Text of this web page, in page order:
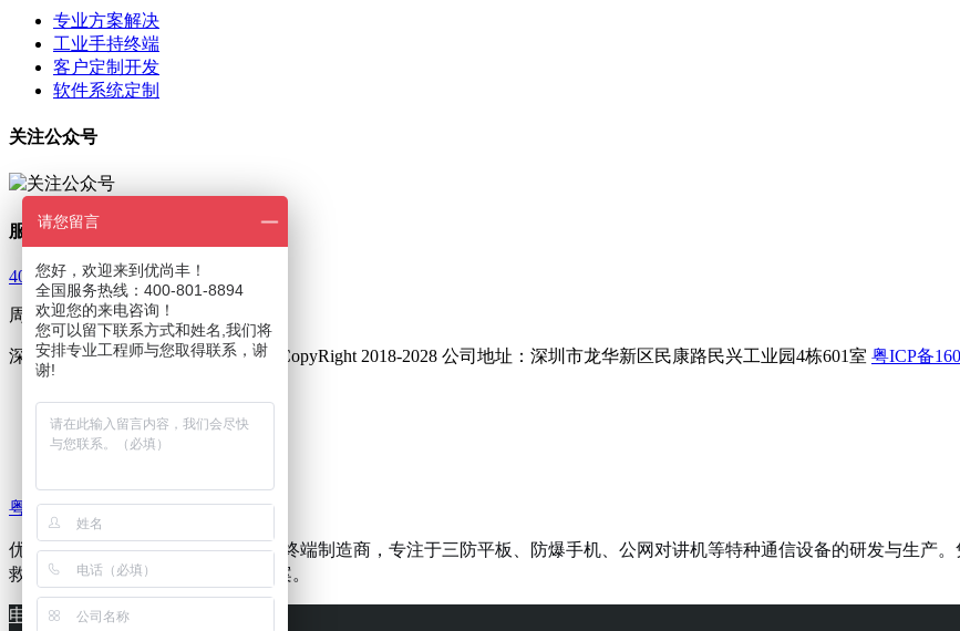
专业方案解决
工业手持终端
客户定制开发
软件系统定制
关注公众号
服务热线
400-801-8894
周一至周五 9：00—18：00
深圳市优尚丰通讯设备有限公司 © CopyRight 2018-2028 公司地址：深圳市龙华新区民康路民兴工业园4栋601室 粤ICP备
三防手机
三防对讲手机
粤ICP备16002014号
优尚丰(i&YSF)是专业的工业级移动终端制造商，专注于三防平板、防爆手机、公网对讲机等特种通信设备的研发与生产
救援等行业提供可靠的移动解决方案。
电话
请您留言
您好，欢迎来到优尚丰！
全国服务热线：400-801-8894
欢迎您的来电咨询！
您可以留下联系方式和姓名,我们将
安排专业工程师与您取得联系，谢
谢!